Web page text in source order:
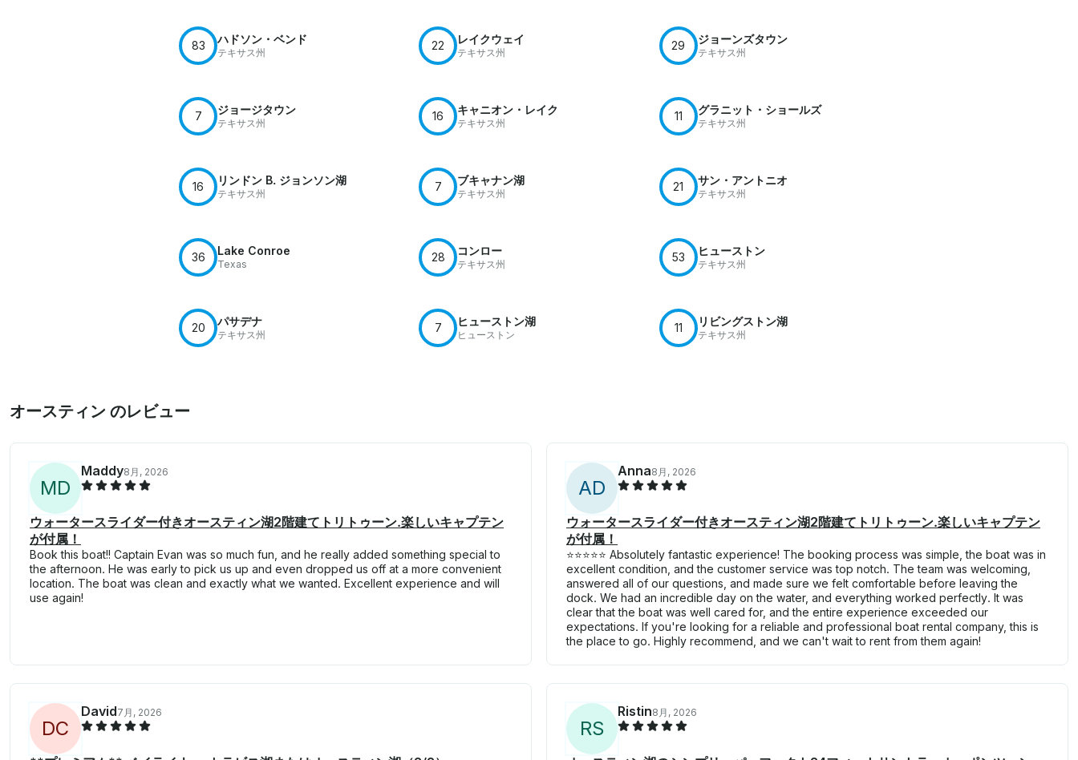
83 ハドソン・ベンド
テキサス州
22 レイクウェイ
テキサス州
29 ジョーンズタウン
テキサス州
7 ジョージタウン
テキサス州
16 キャニオン・レイク
テキサス州
11 グラニット・ショールズ
テキサス州
16 リンドン B. ジョンソン湖
テキサス州
7 ブキャナン湖
テキサス州
21 サン・アントニオ
テキサス州
36 Lake Conroe
Texas
28 コンロー
テキサス州
53 ヒューストン
テキサス州
20 パサデナ
テキサス州
7 ヒューストン湖
ヒューストン
11 リビングストン湖
テキサス州
オースティン のレビュー
MD
Maddy8月, 2026
ウォータースライダー付きオースティン湖2階建てトリトゥーン.楽しいキャプテン
が付属！
Book this boat!! Captain Evan was so much fun, and he really added something special to
the afternoon. He was early to pick us up and even dropped us off at a more convenient
location. The boat was clean and exactly what we wanted. Excellent experience and will
use again!
AD
Anna8月, 2026
ウォータースライダー付きオースティン湖2階建てトリトゥーン.楽しいキャプテン
が付属！
⭐⭐⭐⭐⭐ Absolutely fantastic experience! The booking process was simple, the boat was in
excellent condition, and the customer service was top notch. The team was welcoming,
answered all of our questions, and made sure we felt comfortable before leaving the
dock. We had an incredible day on the water, and everything worked perfectly. It was
clear that the boat was well cared for, and the entire experience exceeded our
expectations. If you're looking for a reliable and professional boat rental company, this is
the place to go. Highly recommend, and we can't wait to rent from them again!
DC
David7月, 2026
RS
Ristin8月, 2026